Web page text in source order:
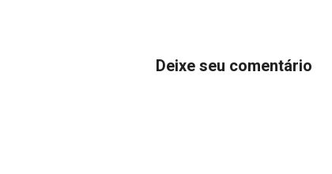
Deixe seu comentário